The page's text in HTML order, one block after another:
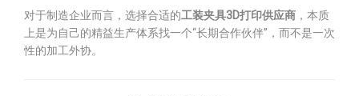
对于制造企业而言，选择合适的工装夹具3D打印供应商 ，本质
上是为自己的精益生产体系找一个“长期合作伙伴”，而不是一次
性的加工外协。